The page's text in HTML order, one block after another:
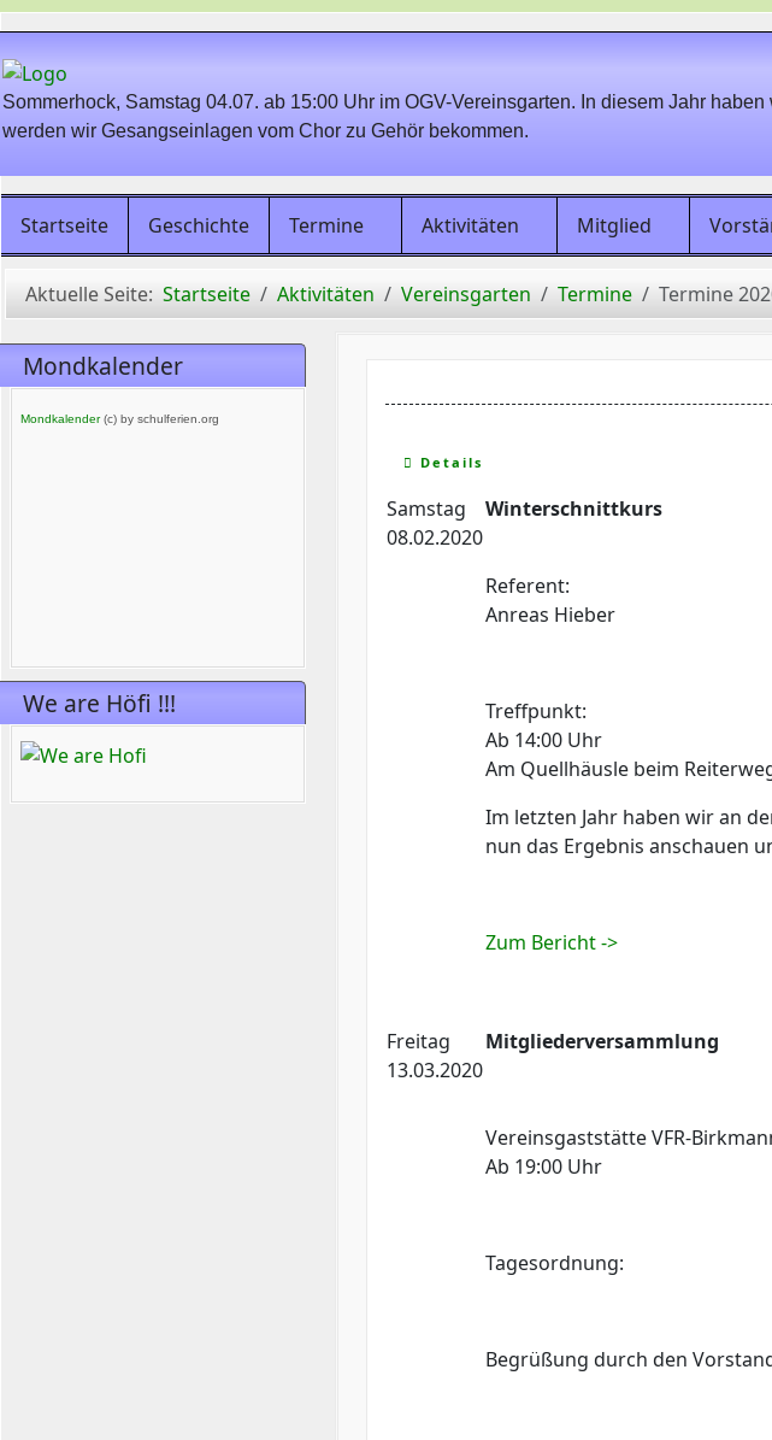
Sommerhock, Samstag 04.07. ab 15:00 Uhr im OGV-Vereinsgarten. In diesem Jahr
werden wir Gesangseinlagen vom Chor zu Gehör bekommen.
Startseite Geschichte Termine Aktivitäten Mitglied
Aktuelle Seite: Startseite Aktivitäten Vereinsgarten Termine Termine
Mondkalender
Mondkalender(c) by schulferien.org
We are Höfi !!!
Details
Samstag
08.02.2020
Winterschnittkurs
Referent:
Anreas Hieber
Treffpunkt:
Ab 14:00 Uhr
Am Quellhäusle beim
Im letzten Jahr haben wir an
nun das Ergebnis anschauen
Zum Bericht ->
Freitag
13.03.2020
Mitgliederversammlung
Vereinsgaststätte VFR-
Ab 19:00 Uhr
Tagesordnung:
Begrüßung durch den